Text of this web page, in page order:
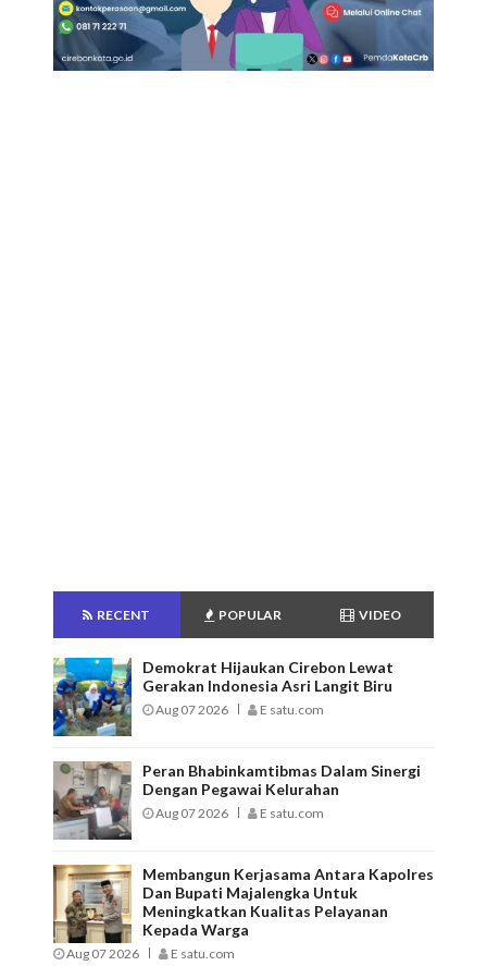
RECENT POPULAR VIDEO
Demokrat Hijaukan Cirebon Lewat
Gerakan Indonesia Asri Langit Biru
Aug 07 2026 E satu.com
Peran Bhabinkamtibmas Dalam Sinergi
Dengan Pegawai Kelurahan
Aug 07 2026 E satu.com
Membangun Kerjasama Antara Kapolres
Dan Bupati Majalengka Untuk
Meningkatkan Kualitas Pelayanan
Kepada Warga
Aug 07 2026 E satu.com